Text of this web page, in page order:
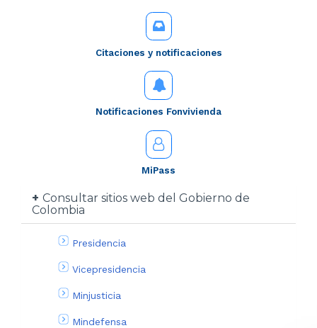
Citaciones y notificaciones
Notificaciones Fonvivienda
MiPass
Consultar sitios web del Gobierno de
Colombia
Presidencia
Vicepresidencia
Minjusticia
Mindefensa